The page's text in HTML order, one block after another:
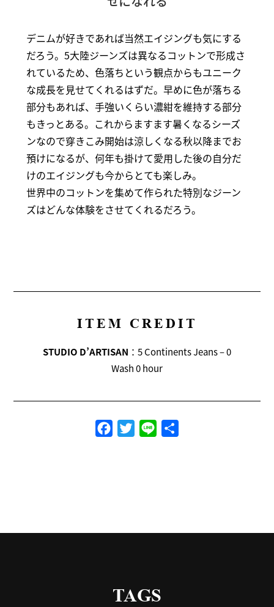
デニムが好きであれば当然エイジングも気にする
だろう。5大陸ジーンズは異なるコットンで形成さ
れているため、色落ちという観点からもユニーク
な成長を見せてくれるはずだ。早めに色が落ちる
部分もあれば、手強いくらい濃紺を維持する部分
もきっとある。これからますます暑くなるシーズ
ンなので穿きこみ開始は涼しくなる秋以降までお
預けになるが、何年も掛けて愛用した後の自分だ
けのエイジングも今からとても楽しみ。
世界中のコットンを集めて作られた特別なジーン
ズはどんな体験をさせてくれるだろう。
ITEM CREDIT
STUDIO D’ARTISAN ：5 Continents Jeans – 0
Wash 0 hour
FacebookTwitterLine
TAGS